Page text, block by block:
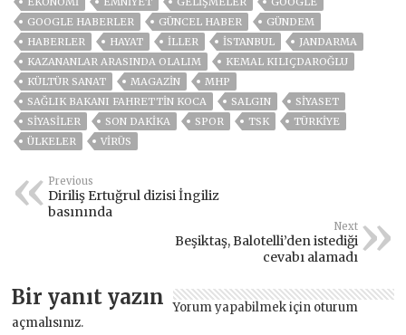
GOOGLE HABERLER
GÜNCEL HABER
GÜNDEM
HABERLER
HAYAT İLLER ISTANBUL
JANDARMA
KAZANANLAR ARASINDA OLALIM
KEMAL KILIÇDAROĞLU
KÜLTÜR SANAT
MAGAZİN
MHP
SAĞLIK BAKANI FAHRETTIN KOCA
SALGIN
SİYASET
SİYASİLER
SON DAKIKA SPOR TSK
TÜRKİYE
ÜLKELER
VIRÜS
Previous
Diriliş Ertuğrul dizisi İngiliz
basınında
Next
Beşiktaş, Balotelli’den istediği
cevabı alamadı
Bir yanıt yazın Yorum yapabilmek için oturum
açmalısınız.